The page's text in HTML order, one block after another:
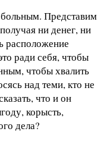
Представим
ни денег, ни
расположение
ради себя, чтобы
чтобы хвалить
над теми, кто не
что и он
корысть,
дела?